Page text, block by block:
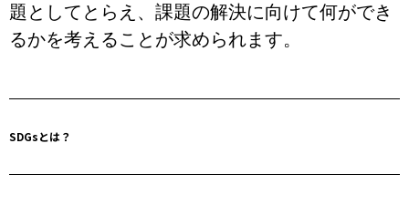
題としてとらえ、課題の解決に向けて何ができ
るかを考えることが求められます。
SDGsとは？